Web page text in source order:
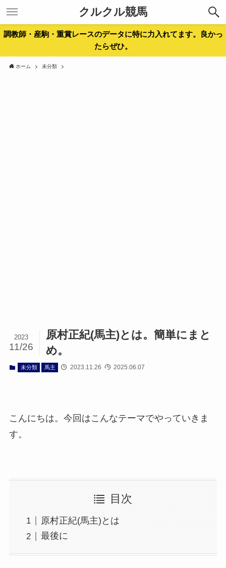
クルクル競馬
調教師・産駒・重賞レースのデータに特に力入れてます。良かっ
たらぜひ。
ホーム 未分類
原村正紀(馬主)とは。簡単にまと
め。
2023
11/26
未分類 馬主 2023.11.26 2025.06.07
こんにちは。今回はこんなテーマでやっていきま
す。
目次
原村正紀(馬主)とは
最後に